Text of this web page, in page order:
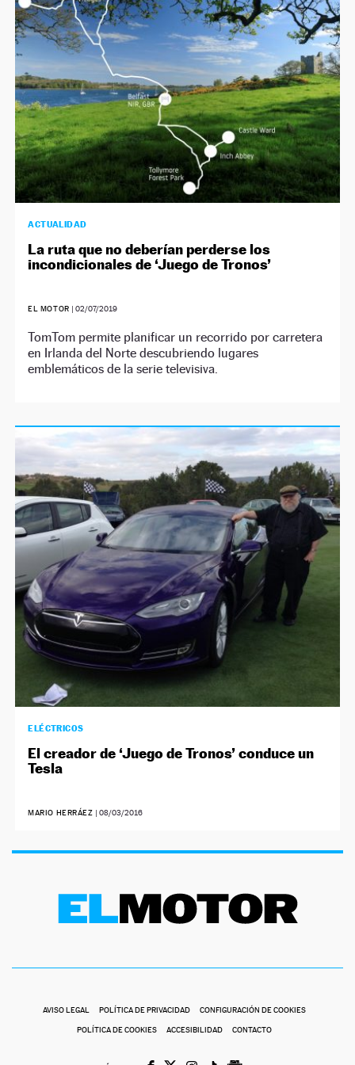
NEWSLETTER
SÍGUENOS
ACTUALIDAD
La ruta que no deberían perderse los
incondicionales de ‘Juego de Tronos’
EL MOTOR | 02/07/2019
TomTom permite planificar un recorrido por carretera
en Irlanda del Norte descubriendo lugares
emblemáticos de la serie televisiva.
ELÉCTRICOS
El creador de ‘Juego de Tronos’ conduce un
Tesla
MARIO HERRÁEZ | 08/03/2016
AVISO LEGAL POLÍTICA DE PRIVACIDAD CONFIGURACIÓN DE COOKIES
POLÍTICA DE COOKIES ACCESIBILIDAD CONTACTO